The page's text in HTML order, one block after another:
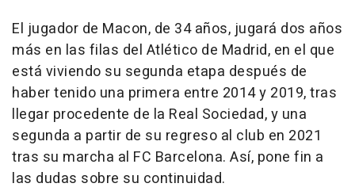
El jugador de Macon, de 34 años, jugará dos años
más en las filas del Atlético de Madrid, en el que
está viviendo su segunda etapa después de
haber tenido una primera entre 2014 y 2019, tras
llegar procedente de la Real Sociedad, y una
segunda a partir de su regreso al club en 2021
tras su marcha al FC Barcelona. Así, pone fin a
las dudas sobre su continuidad.